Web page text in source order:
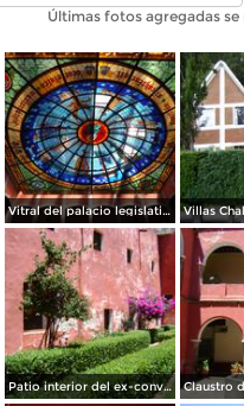
Últimas fotos agregadas
Vitral del palacio legislativo de Tlaxcala
Patio interior del ex-convento de La Asunción. Abril/2012